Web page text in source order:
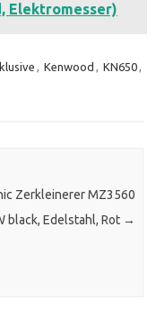
Elektromesser)
, Kenwood , KN650,
Zerkleinerer MZ3560
black, Edelstahl, Rot →